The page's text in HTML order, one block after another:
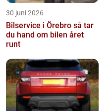
30 juni 2026
Bilservice i Örebro så tar
du hand om bilen året
runt